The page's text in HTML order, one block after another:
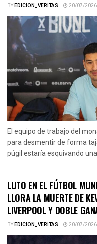
BYEDICION_VERITAS 20/07/2026
El equipo de trabajo del
para desmentir de forma
púgil estaría esquivando una
LUTO EN EL FÚTBOL
LLORA LA MUERTE DE
LIVERPOOL Y DOBLE
BYEDICION_VERITAS 20/07/2026